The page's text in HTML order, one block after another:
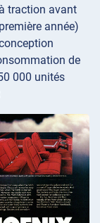
traction avant
année)
de
000 unités